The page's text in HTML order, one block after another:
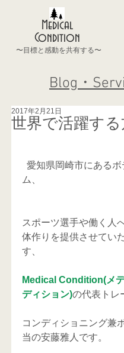
Medical
Condition
〜目標と感動を共有する〜
Blog・
世界で活躍す
2017年2月21日
ム、
スポーツ選手や働く人
体作りを提供させてい
す、
Medical Condition(メ
ディション)の代表トレ
コンディショニング兼
当の安藤雅人です。